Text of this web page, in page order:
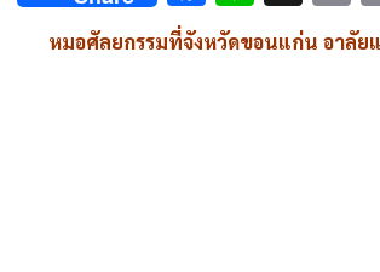
หมอศัลยกรรมที่จังหวัดขอนแก่น อาลั